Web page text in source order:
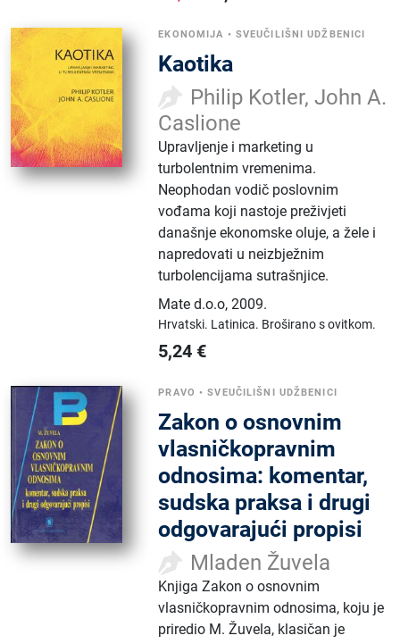
EKONOMIJA • SVEUČILIŠNI UDŽBENICI
Kaotika
Philip Kotler, John A.
Caslione
Upravljenje i marketing u
turbolentnim vremenima.
Neophodan vodič poslovnim
vođama koji nastoje preživjeti
današnje ekonomske oluje, a žele i
napredovati u neizbježnim
turbolencijama sutrašnjice.
Mate d.o.o,2009.
Hrvatski. Latinica. Broširano s ovitkom.
5,24 €
PRAVO •SVEUČILIŠNI UDŽBENICI
Zakon o osnovnim
vlasničkopravnim
odnosima: komentar,
sudska praksa i drugi
odgovarajući propisi
Mladen Žuvela
Knjiga Zakon o osnovnim
vlasničkopravnim odnosima, koju je
priredio M. Žuvela, klasičan je